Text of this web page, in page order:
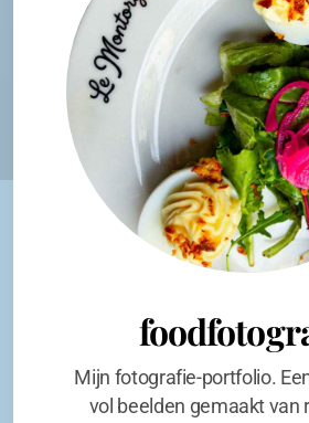
Mijn fotografie-portfolio.
vol beelden gemaakt van